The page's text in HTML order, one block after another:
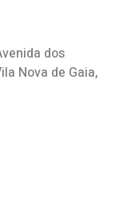
dos
Nova de Gaia,